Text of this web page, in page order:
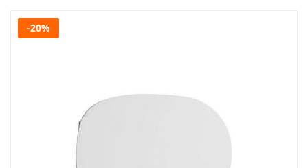
Vai
-20%